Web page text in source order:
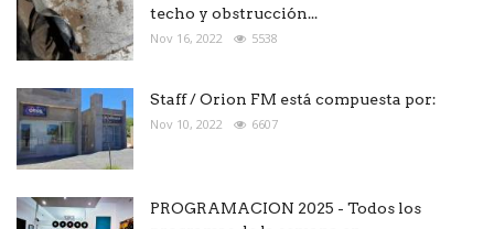
techo y obstrucción...
Nov 16, 2022 5538
Staff / Orion FM está compuesta por:
Nov 10, 2022 6607
PROGRAMACION 2025 - Todos los